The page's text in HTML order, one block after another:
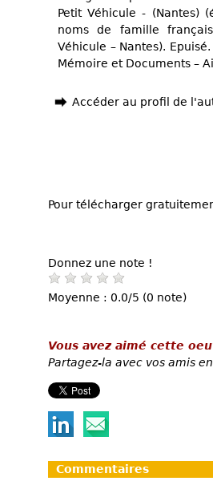
Petit Véhicule - (Nantes)
noms de famille
Véhicule – Nantes).
Mémoire et Documents –
Accéder au profil de
Pour télécharger
Donnez une note !
Moyenne : 0.0/5 (0 note)
Vous avez aimé cette
Partagez-la avec vos amis
Commentaires